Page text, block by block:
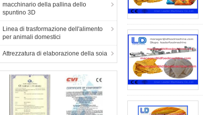
macchinario della pallina dello
spuntino 3D
Linea di trasformazione dell'alimento
per animali domestici
Attrezzatura di elaborazione della soia